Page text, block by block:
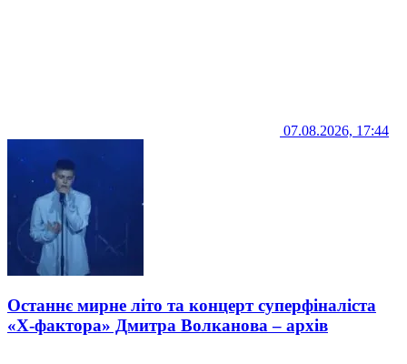
07.08.2026, 17:44
Останнє мирне літо та концерт суперфіналіста
«Х-фактора» Дмитра Волканова – архів